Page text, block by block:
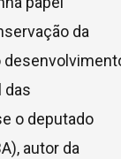
da
das
o deputado
autor da